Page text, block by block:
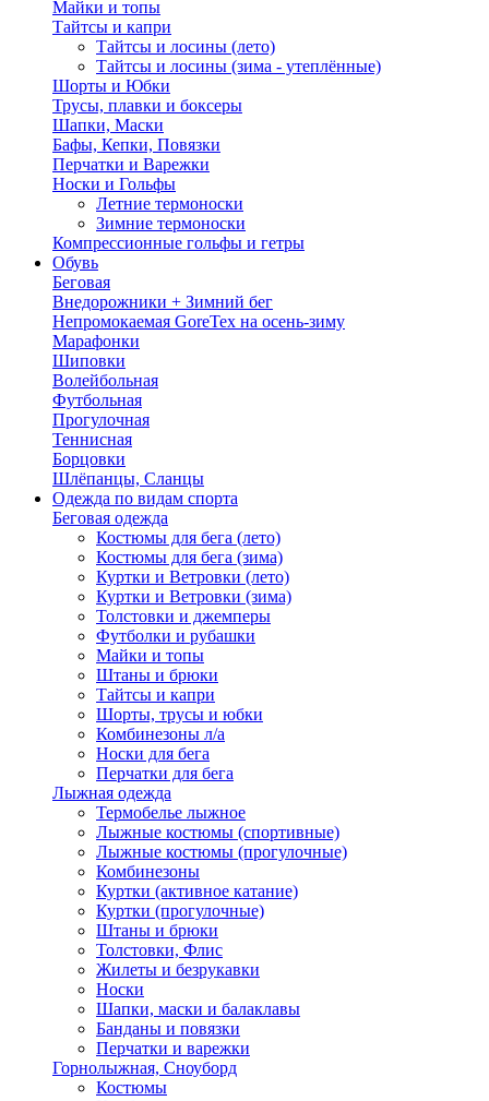
Майки и топы
Тайтсы и капри
Тайтсы и лосины (лето)
Тайтсы и лосины (зима - утеплённые)
Шорты и Юбки
Трусы, плавки и боксеры
Шапки, Маски
Бафы, Кепки, Повязки
Перчатки и Варежки
Носки и Гольфы
Летние термоноски
Зимние термоноски
Компрессионные гольфы и гетры
Обувь
Беговая
Внедорожники + Зимний бег
Непромокаемая GoreTex на осень-зиму
Марафонки
Шиповки
Волейбольная
Футбольная
Прогулочная
Теннисная
Борцовки
Шлёпанцы, Сланцы
Одежда по видам спорта
Беговая одежда
Костюмы для бега (лето)
Костюмы для бега (зима)
Куртки и Ветровки (лето)
Куртки и Ветровки (зима)
Толстовки и джемперы
Футболки и рубашки
Майки и топы
Штаны и брюки
Тайтсы и капри
Шорты, трусы и юбки
Комбинезоны л/а
Носки для бега
Перчатки для бега
Лыжная одежда
Термобелье лыжное
Лыжные костюмы (спортивные)
Лыжные костюмы (прогулочные)
Комбинезоны
Куртки (активное катание)
Куртки (прогулочные)
Штаны и брюки
Толстовки, Флис
Жилеты и безрукавки
Носки
Шапки, маски и балаклавы
Банданы и повязки
Перчатки и варежки
Горнолыжная, Сноуборд
Костюмы